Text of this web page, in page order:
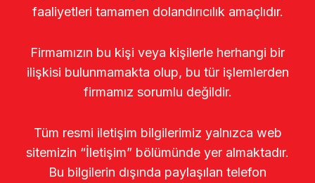
faaliyetleri tamamen dolandırıcılık amaçlıdır.
Firmamızın bu kişi veya kişilerle herhangi bir
ilişkisi bulunmamakta olup, bu tür işlemlerden
firmamız sorumlu değildir.
Tüm resmi iletişim bilgilerimiz yalnızca web
sitemizin “İletişim” bölümünde yer almaktadır.
Bu bilgilerin dışında paylaşılan telefon